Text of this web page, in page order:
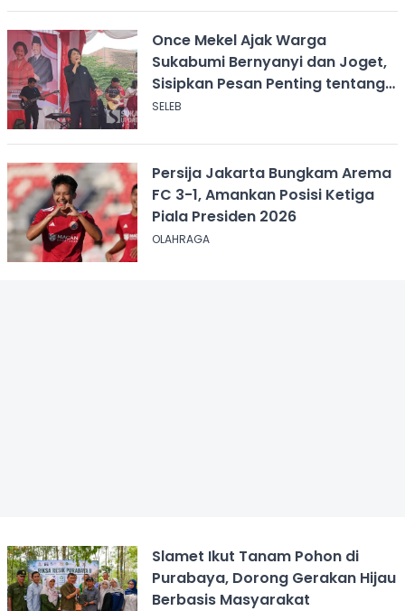
Once Mekel Ajak Warga
Sukabumi Bernyanyi dan Joget,
Sisipkan Pesan Penting tentang
ASI
SELEB
Persija Jakarta Bungkam Arema
FC 3-1, Amankan Posisi Ketiga
Piala Presiden 2026
OLAHRAGA
Slamet Ikut Tanam Pohon di
Purabaya, Dorong Gerakan Hijau
Berbasis Masyarakat